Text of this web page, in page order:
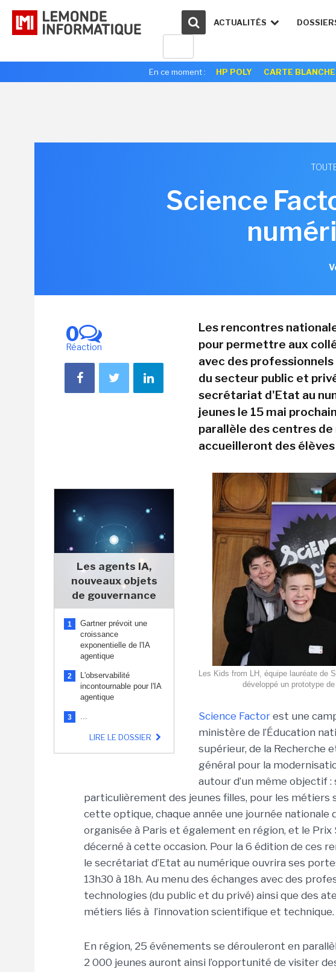
ACTUALITÉS
En ce moment : HP POLY CARTE BLANCHE
Science
0
Réaction
Les agents IA,
nouveaux objets
de gouvernance
1
Gartner prévoit une
croissance
exponentielle de l'IA
agentique
2
L'observabilité
incontournable pour l'IA
agentique
3 ...
LIRE LE DOSSIER
Les rencontres
pour permettre aux
avec des
du secteur public et
secrétariat d'Etat au
jeunes le 15 mai
parallèle des centres
accueilleront des
Les Kids from LH, équipe lauréate de
développé un prototype
Science Factor est une
ministère de l’Éducation
supérieur, de la Recherche
général pour la
autour d’un même objectif
particulièrement des jeunes filles, pour les métiers
cette optique, chaque année une journée
organisée à Paris et également en région, et le
décerné à cette occasion. Pour la 6 édition de ces
le secrétariat d’Etat au numérique ouvrira ses
13h30 à 18h. Au menu des échanges avec des
technologies (du public et du privé) ainsi que des
métiers liés à l’innovation scientifique et technique.
En région, 25 événements se dérouleront en
2 000 jeunes auront ainsi l’opportunité de visiter